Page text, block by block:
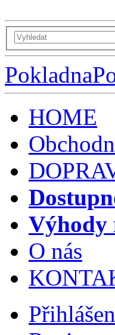
Pokladna
HOME
Výhody
O nás